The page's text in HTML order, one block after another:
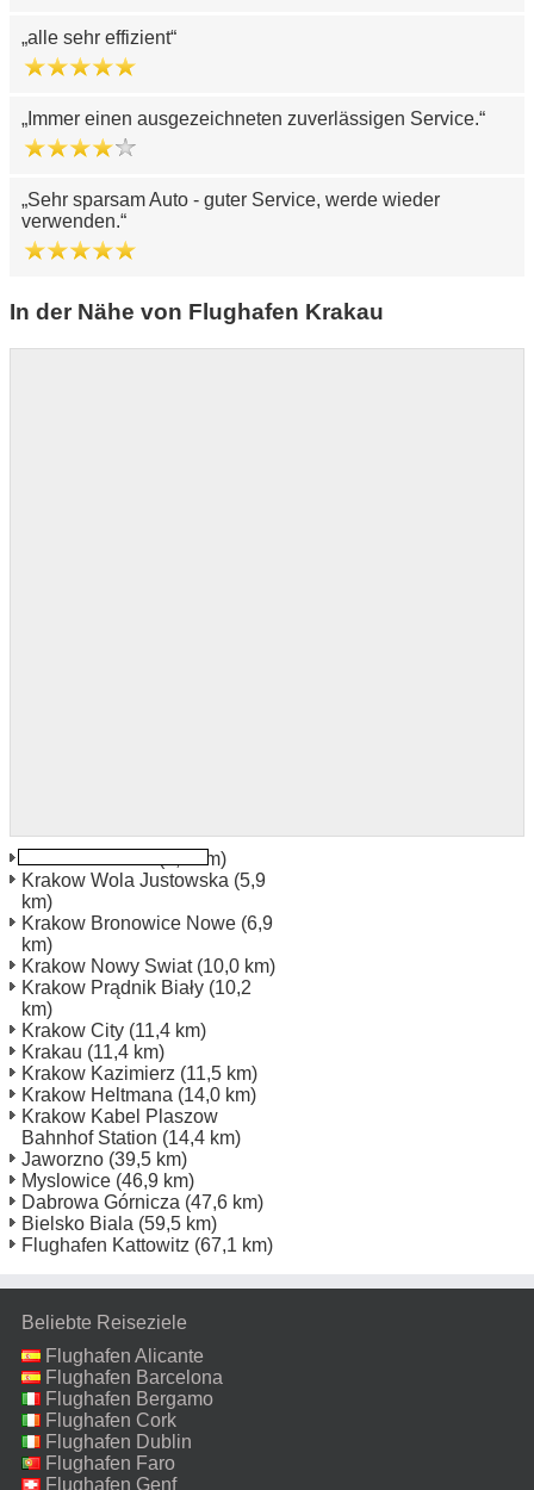
alle sehr effizient
Immer einen ausgezeichneten zuverlässigen Service.
Sehr sparsam Auto - guter Service, werde wieder
verwenden.
In der Nähe von Flughafen Krakau
(5,9 km)
Krakow Wola Justowska (5,9
km)
Krakow Bronowice Nowe (6,9
km)
Krakow Nowy Swiat(10,0 km)
Krakow Prądnik Biały (10,2
km)
Krakow City (11,4 km)
Krakau (11,4 km)
Krakow Kazimierz (11,5 km)
Krakow Heltmana (14,0 km)
Krakow Kabel Plaszow
Bahnhof Station (14,4 km)
Jaworzno (39,5 km)
Myslowice (46,9 km)
Dabrowa Górnicza (47,6 km)
Bielsko Biala (59,5 km)
Flughafen Kattowitz (67,1 km)
Beliebte Reiseziele
Flughafen Alicante
Flughafen Barcelona
Flughafen Bergamo
Flughafen Cork
Flughafen Dublin
Flughafen Faro
Flughafen Genf